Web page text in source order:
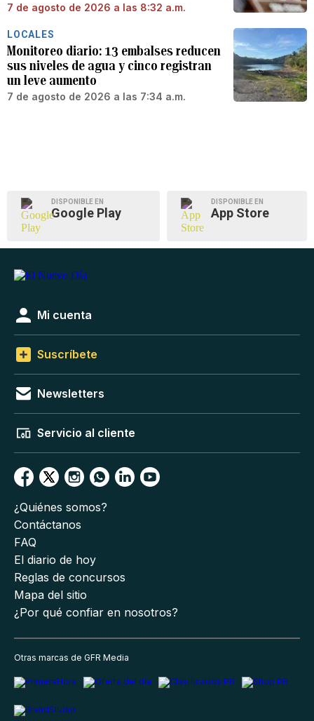
7 de agosto de 2026 a las 8:32 a.m.
LOCALES
Monitoreo diario: 13 embalses reducen
sus niveles de agua y cinco registran
un leve aumento
7 de agosto de 2026 a las 7:34 a.m.
DISPONIBLE EN
Google Play
DISPONIBLE EN
App Store
Mi cuenta
Suscríbete
Newsletters
Servicio al cliente
¿Quiénes somos?
Contáctanos
FAQ
El diario de hoy
Reglas de concursos
Mapa del sitio
¿Por qué confiar en nosotros?
Otras marcas de GFR Media